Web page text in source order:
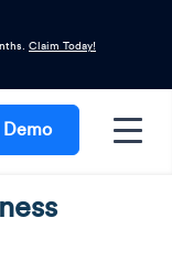
Claim Today!
Demo